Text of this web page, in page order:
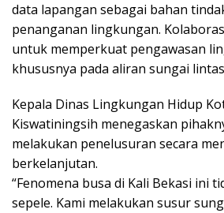
data lapangan sebagai bahan
penanganan lingkungan.
untuk memperkuat pengawasan
khususnya pada aliran sungai
Kepala Dinas Lingkungan Hidup
Kiswatiningsih menegaskan
melakukan penelusuran secara
berkelanjutan.
“Fenomena busa di Kali Bekasi ini
sepele. Kami melakukan susur